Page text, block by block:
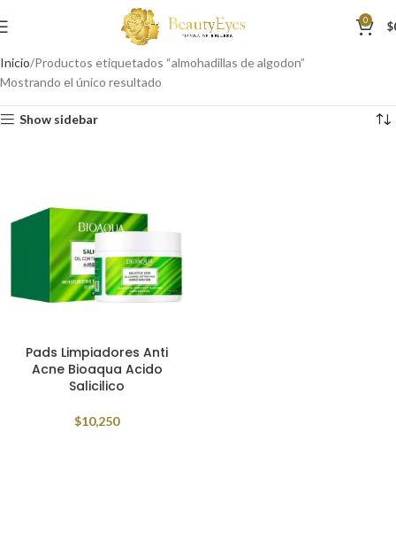
0 $
Inicio Productos etiquetados “almohadillas de algodon”
Mostrando el único resultado
Show sidebar
Pads Limpiadores Anti
Acne Bioaqua Acido
Salicilico
$10,250